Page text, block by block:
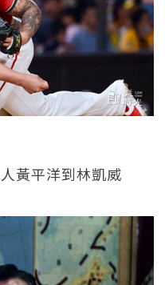
黃平洋到林凱威